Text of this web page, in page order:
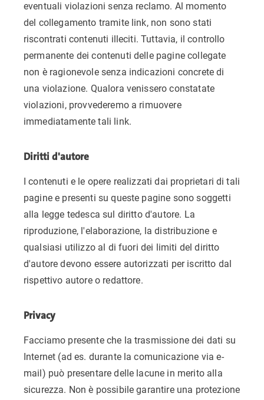
eventuali violazioni senza reclamo. Al momento
del collegamento tramite link, non sono stati
riscontrati contenuti illeciti. Tuttavia, il controllo
permanente dei contenuti delle pagine collegate
non è ragionevole senza indicazioni concrete di
una violazione. Qualora venissero constatate
violazioni, provvederemo a rimuovere
immediatamente tali link.
Diritti d'autore
I contenuti e le opere realizzati dai proprietari di tali
pagine e presenti su queste pagine sono soggetti
alla legge tedesca sul diritto d'autore. La
riproduzione, l'elaborazione, la distribuzione e
qualsiasi utilizzo al di fuori dei limiti del diritto
d'autore devono essere autorizzati per iscritto dal
rispettivo autore o redattore.
Privacy
Facciamo presente che la trasmissione dei dati su
Internet (ad es. durante la comunicazione via e-
mail) può presentare delle lacune in merito alla
sicurezza. Non è possibile garantire una protezione